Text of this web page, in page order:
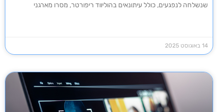
שנשלחה לנפגעים, כולל עיתונאים בהוליווד ריפורטר, מסרו מארגני
14 באוגוסט 2025